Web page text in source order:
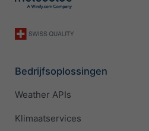
Bedrijfsoplossingen
Weather APIs
Klimaatservices